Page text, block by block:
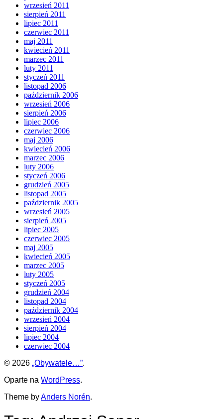
wrzesień 2011
sierpień 2011
lipiec 2011
czerwiec 2011
maj 2011
kwiecień 2011
marzec 2011
luty 2011
styczeń 2011
listopad 2006
październik 2006
wrzesień 2006
sierpień 2006
lipiec 2006
czerwiec 2006
maj 2006
kwiecień 2006
marzec 2006
luty 2006
styczeń 2006
grudzień 2005
listopad 2005
październik 2005
wrzesień 2005
sierpień 2005
lipiec 2005
czerwiec 2005
maj 2005
kwiecień 2005
marzec 2005
luty 2005
styczeń 2005
grudzień 2004
listopad 2004
październik 2004
wrzesień 2004
sierpień 2004
lipiec 2004
czerwiec 2004
© 2026 „Obywatele…”.
Oparte na WordPress.
Theme byAnders Norén.